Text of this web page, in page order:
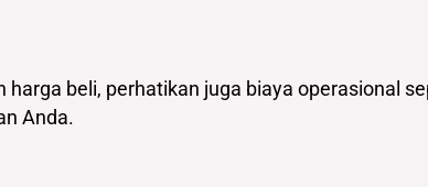
beli, perhatikan juga biaya operasional
Anda.